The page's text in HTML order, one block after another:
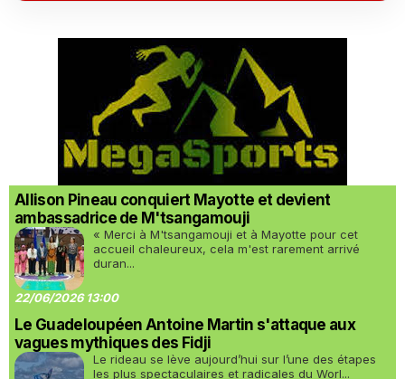
Allison Pineau conquiert Mayotte et devient
ambassadrice de M'tsangamouji
« Merci à M'tsangamouji et à Mayotte pour cet
accueil chaleureux, cela m'est rarement arrivé
duran...
22/06/2026 13:00
Le Guadeloupéen Antoine Martin s'attaque aux
vagues mythiques des Fidji
Le rideau se lève aujourd’hui sur l’une des étapes
les plus spectaculaires et radicales du Worl...